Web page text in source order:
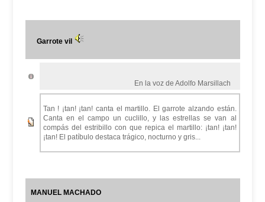
Garrote vil
En la voz de Adolfo Marsillach
Tan ! ¡tan! ¡tan! canta el martillo. El garrote alzando están.
Canta en el campo un cuclillo, y las estrellas se van al
compás del estribillo con que repica el martillo: ¡tan! ¡tan!
¡tan! El patíbulo destaca trágico, nocturno y gris...
MANUEL MACHADO